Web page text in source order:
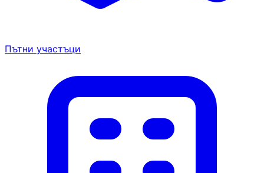
Пътни участъци